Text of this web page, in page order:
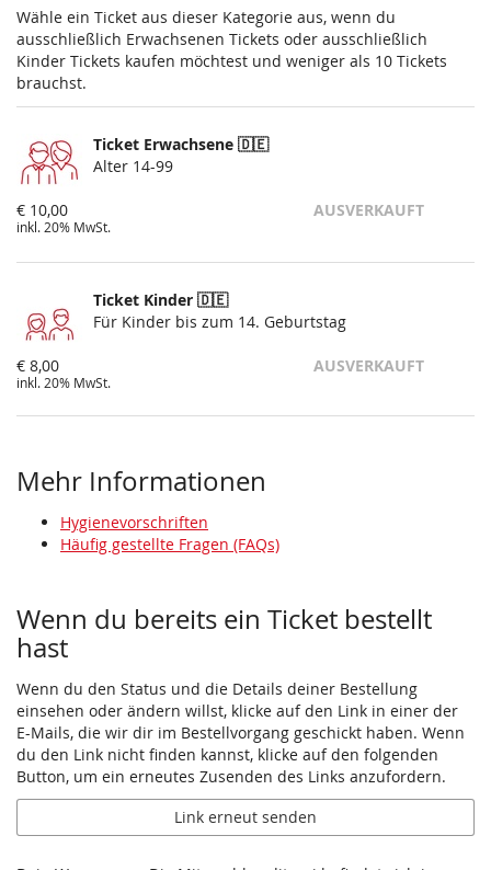
Wähle ein Ticket aus dieser Kategorie aus, wenn du
ausschließlich Erwachsenen Tickets oder ausschließlich
Kinder Tickets kaufen möchtest und weniger als 10 Tickets
brauchst.
Ticket Erwachsene 🇩🇪
Alter 14-99
€ 10,00
inkl. 20% MwSt.
AUSVERKAUFT
Ticket Kinder 🇩🇪
Für Kinder bis zum 14. Geburtstag
€ 8,00
inkl. 20% MwSt.
AUSVERKAUFT
Mehr Informationen
Hygienevorschriften
Häufig gestellte Fragen (FAQs)
Wenn du bereits ein Ticket bestellt
hast
Wenn du den Status und die Details deiner Bestellung
einsehen oder ändern willst, klicke auf den Link in einer der
E-Mails, die wir dir im Bestellvorgang geschickt haben. Wenn
du den Link nicht finden kannst, klicke auf den folgenden
Button, um ein erneutes Zusenden des Links anzufordern.
Link erneut senden